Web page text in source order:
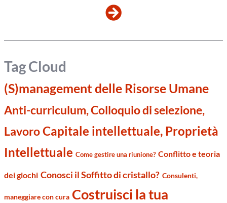
Tag Cloud
(S)management delle Risorse Umane
Anti-curriculum, Colloquio di selezione,
LavoroCapitale intellettuale, Proprietà
Intellettuale Come gestire una riunione? Conflitto e teoria
dei giochi Conosci il Soffitto di cristallo? Consulenti,
maneggiare con cura Costruisci la tua